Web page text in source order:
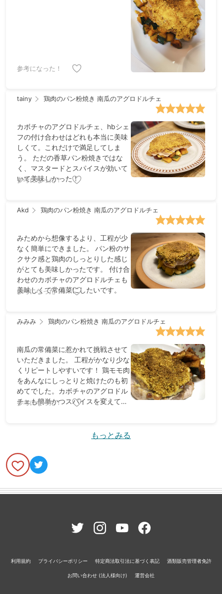
参考になった！
tainy 鶏肉のパン粉焼き 南瓜のアグロドルチェ
カボチャのアグロドルチェ、hbシェ
フの付け合わせはどれも本当に美味
しくて。これだけで満足してしま
う。 ただの香草パン粉焼きではな
く、マスタードとスパイスが効いて
いて美味しかった！
参考になった！
Akd 鶏肉のパン粉焼き 南瓜のアグロドルチェ
みためから想像するより、工程が少
なく簡単にできました。 パン粉のサ
クサク感と鶏肉のしっとりした感じ
がとても美味しかったです。 付け合
わせのカボチャのアグロドルチェも
美味しくて常備菜にしたいです。
参考になった！
みみみ 鶏肉のパン粉焼き 南瓜のアグロドルチェ
南瓜の常備菜に惹かれて挑戦させて
いただきました。 工程がかなり少な
くリピートしやすいです！ 鶏モモ肉
をあんなにしっとりと焼けたのも初
めてでした。カボチャのアグロドル
チェも簡単かつスパイスを変えてみ
ついつまんでしまう、そんな常備菜
参考になった！
もっとみる
利用規約 プライバシーポリシー 特定商法取引法に基づく表記 酒類販売管理者免許
お問い合わせ (法人様向け) 運営会社